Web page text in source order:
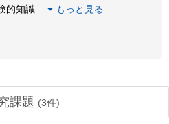
的知識
もっと見る
課題 (3件)